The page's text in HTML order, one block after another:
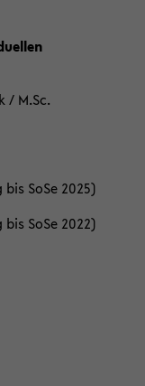
/ M.Sc.
SoSe 2025)
SoSe 2022)